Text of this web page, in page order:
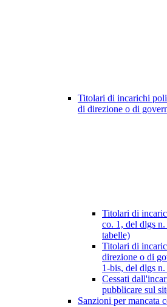
Titolari di incarichi
di direzione o di
Titolari di
co. 1, del dlgs
tabelle)
Titolari di
direzione o di
1-bis, del dlgs
Cessati
pubblicare sul
Sanzioni per mancata